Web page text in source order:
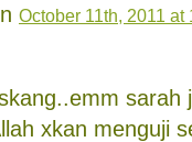
October 11th, 2011 at
sarah
xkan menguji